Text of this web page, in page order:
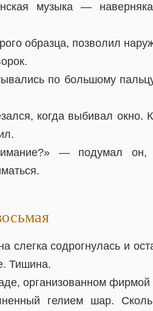
музыка —
образца, позволил
по большому
когда выбивал окно.
— подумал
слегка содрогнулась и
Тишина.
организованном
гелием шар.